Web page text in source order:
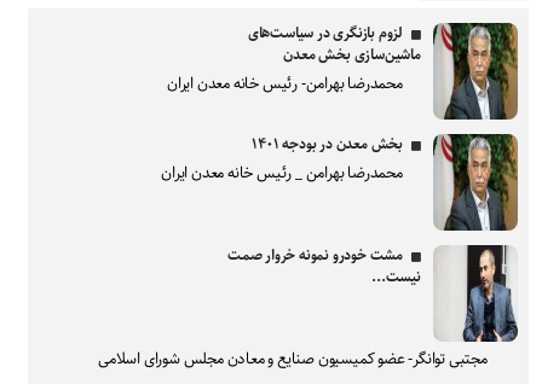
لزوم بازنگری در سیاست‌های
ماشین‌سازی بخش معدن
محمدرضا بهرامن- رئیس خانه معدن ایران
بخش معدن در بودجه ۱۴۰۱
محمدرضا بهرامن _ رئیس خانه معدن ایران
مشت خودرو نمونه خروار صمت
نیست...
مجتبی توانگر- عضو کمیسیون صنایع و معادن مجلس شورای اسلامی